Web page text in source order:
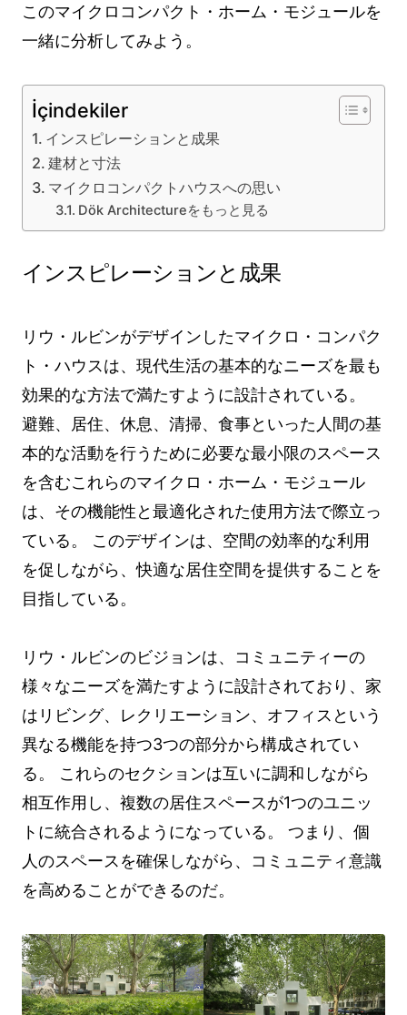
このマイクロコンパクト・ホーム・モジュールを
一緒に分析してみよう。
İçindekiler
インスピレーションと成果
建材と寸法
マイクロコンパクトハウスへの思い
Dök Architectureをもっと見る
インスピレーションと成果
リウ・ルビンがデザインしたマイクロ・コンパク
ト・ハウスは、現代生活の基本的なニーズを最も
効果的な方法で満たすように設計されている。
避難、居住、休息、清掃、食事といった人間の基
本的な活動を行うために必要な最小限のスペース
を含むこれらのマイクロ・ホーム・モジュール
は、その機能性と最適化された使用方法で際立っ
ている。 このデザインは、空間の効率的な利用
を促しながら、快適な居住空間を提供することを
目指している。
リウ・ルビンのビジョンは、コミュニティーの
様々なニーズを満たすように設計されており、家
はリビング、レクリエーション、オフィスという
異なる機能を持つ3つの部分から構成されてい
る。 これらのセクションは互いに調和しながら
相互作用し、複数の居住スペースが1つのユニッ
トに統合されるようになっている。 つまり、個
人のスペースを確保しながら、コミュニティ意識
を高めることができるのだ。